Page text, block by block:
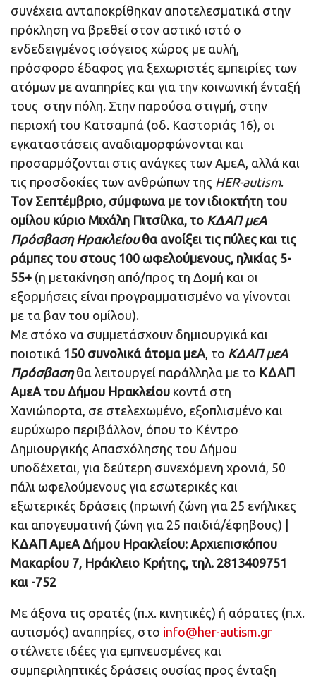
συνέχεια ανταποκρίθηκαν αποτελεσματικά στην
πρόκληση να βρεθεί στον αστικό ιστό ο
ενδεδειγμένος ισόγειος χώρος με αυλή,
πρόσφορο έδαφος για ξεχωριστές εμπειρίες των
ατόμων με αναπηρίες και για την κοινωνική ένταξή
τους στην πόλη. Στην παρούσα στιγμή, στην
περιοχή του Κατσαμπά (οδ. Καστοριάς 16), οι
εγκαταστάσεις αναδιαμορφώνονται και
προσαρμόζονται στις ανάγκες των ΑμεΑ, αλλά και
τις προσδοκίες των ανθρώπων της HER-autism.
Τον Σεπτέμβριο, σύμφωνα με τον ιδιοκτήτη του
ομίλου κύριο Μιχάλη Πιτσίλκα, το ΚΔΑΠ μεΑ
Πρόσβαση Ηρακλείουθα ανοίξει τις πύλες και τις
ράμπες του στους 100 ωφελούμενους, ηλικίας 5-
55+ (η μετακίνηση από/προς τη Δομή και οι
εξορμήσεις είναι προγραμματισμένο να γίνονται
με τα βαν του ομίλου).
Με στόχο να συμμετάσχουν δημιουργικά και
ποιοτικά 150 συνολικά άτομα μεΑ, το ΚΔΑΠ μεΑ
Πρόσβασηθα λειτουργεί παράλληλα με το ΚΔΑΠ
AμεΑ του Δήμου Ηρακλείου κοντά στη
Χανιώπορτα, σε στελεχωμένο, εξοπλισμένο και
ευρύχωρο περιβάλλον, όπου το Κέντρο
Δημιουργικής Απασχόλησης του Δήμου
υποδέχεται, για δεύτερη συνεχόμενη χρονιά, 50
πάλι ωφελούμενους για εσωτερικές και
εξωτερικές δράσεις (πρωινή ζώνη για 25 ενήλικες
και απογευματινή ζώνη για 25 παιδιά/έφηβους) |
ΚΔΑΠ ΑμεΑ Δήμου Ηρακλείου: Αρχιεπισκόπου
Μακαρίου 7, Ηράκλειο Κρήτης, τηλ. 2813409751
και -752
Με άξονα τις ορατές (π.χ. κινητικές) ή αόρατες (π.χ.
αυτισμός) αναπηρίες, στο info@her-autism.gr
στέλνετε ιδέες για εμπνευσμένες και
συμπεριληπτικές δράσεις ουσίας προς ένταξη